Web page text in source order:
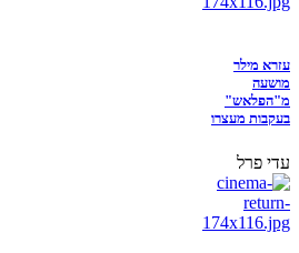
עזרא מילר
מושעה
מ"הפלאש"
בעקבות מעצרו
עדי פרל